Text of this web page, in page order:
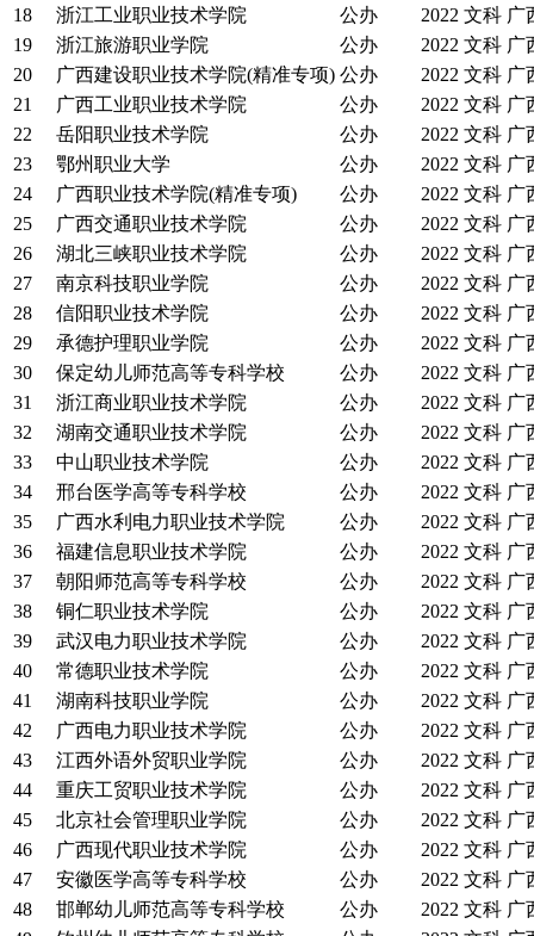
18
浙江工业职业技术学院 公办 2022 文科 广
19
浙江旅游职业学院 公办 2022 文科 广
20
广西建设职业技术学院(精准专项) 公办 2022 文科 广
21
广西工业职业技术学院 公办 2022 文科 广
22
岳阳职业技术学院 公办 2022 文科 广
23
鄂州职业大学 公办 2022 文科 广
24
广西职业技术学院(精准专项) 公办 2022 文科 广
25
广西交通职业技术学院 公办 2022 文科 广
26
湖北三峡职业技术学院 公办 2022 文科 广
27
南京科技职业学院 公办 2022 文科 广
28
信阳职业技术学院 公办 2022 文科 广
29
承德护理职业学院 公办 2022 文科 广
30
保定幼儿师范高等专科学校 公办 2022 文科 广
31
浙江商业职业技术学院 公办 2022 文科 广
32
湖南交通职业技术学院 公办 2022 文科 广
33
中山职业技术学院 公办 2022 文科 广
34
邢台医学高等专科学校 公办 2022 文科 广
35
广西水利电力职业技术学院 公办 2022 文科 广
36
福建信息职业技术学院 公办 2022 文科 广
37
朝阳师范高等专科学校 公办 2022 文科 广
38
铜仁职业技术学院 公办 2022 文科 广
39
武汉电力职业技术学院 公办 2022 文科 广
40
常德职业技术学院 公办 2022 文科 广
41
湖南科技职业学院 公办 2022 文科 广
42
广西电力职业技术学院 公办 2022 文科 广
43
江西外语外贸职业学院 公办 2022 文科 广
44
重庆工贸职业技术学院 公办 2022 文科 广
45
北京社会管理职业学院 公办 2022 文科 广
46
广西现代职业技术学院 公办 2022 文科 广
47
安徽医学高等专科学校 公办 2022 文科 广
48
邯郸幼儿师范高等专科学校 公办 2022 文科 广